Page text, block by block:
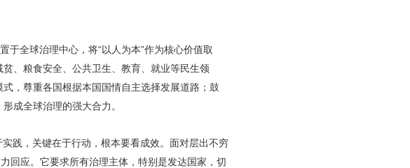
于全球治理中心，将“以人为本”作为核心价值取
、粮食安全、公共卫生、教育、就业等民生领
，尊重各国根据本国国情自主选择发展道路；鼓
成全球治理的强大合力。
践，关键在于行动，根本要看成效。面对层出不穷
回应。它要求所有治理主体，特别是发达国家，切